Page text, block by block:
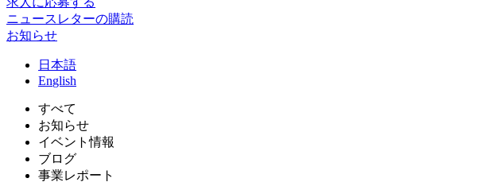
ニュースレターの購読
お知らせ
日 本語
English
すべて
お知らせ
イベント情報
ブログ
事業レポート